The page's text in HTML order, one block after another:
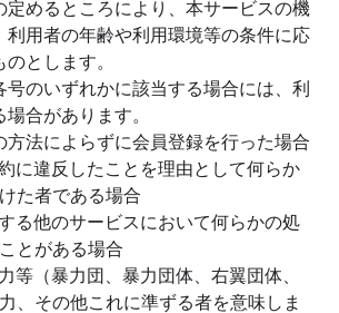
定めるところにより、本サービスの機
利用者の年齢や利用環境等の条件に応
とします。
号のいずれかに該当する場合には、利
合があります。
方法によらずに会員登録を行った場合
に違反したことを理由として何らか
た者である場合
る他のサービスにおいて何らかの処
とがある場合
等（暴力団、暴力団体、右翼団体、
、その他これに準ずる者を意味しま